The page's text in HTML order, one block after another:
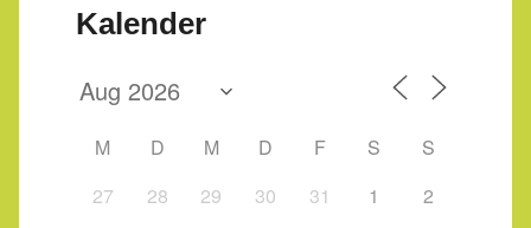
Kalender
M D M D F S
S
27
28 29 30 31 1
2